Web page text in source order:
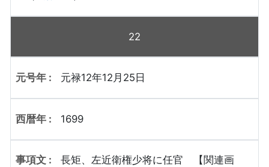
22
元禄12年12月25日
1699
長矩、左近衛権少将に任官 【関連画